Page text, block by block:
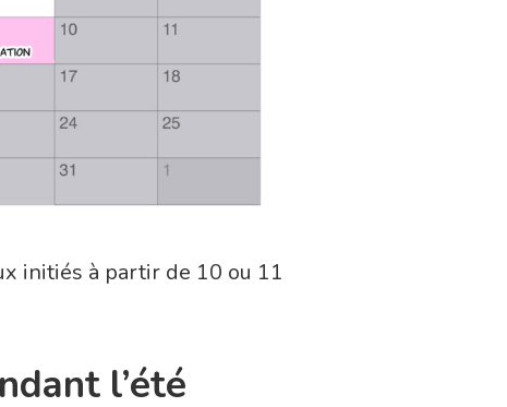
initiés à partir de 10 ou 11
l’été